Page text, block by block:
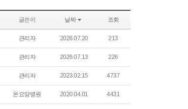
글쓴이 날짜 조회
관리자 2026.07.20 213
관리자 2026.07.13 226
관리자 2023.02.15 4737
온요양병원 2020.04.01 4431